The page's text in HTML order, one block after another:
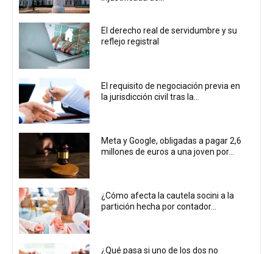
El derecho real de servidumbre y su
reflejo registral
El requisito de negociación previa en
la jurisdicción civil tras la...
Meta y Google, obligadas a pagar 2,6
millones de euros a una joven por...
¿Cómo afecta la cautela socini a la
partición hecha por contador...
¿Qué pasa si uno de los dos no